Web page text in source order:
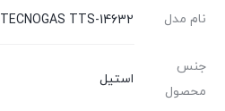
نام مدل TECNOGAS TTS-14632
جنس
محصول
استیل